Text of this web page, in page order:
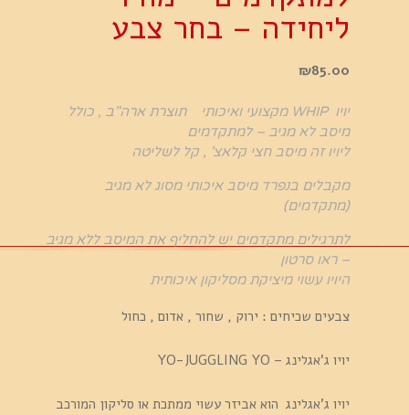
ליחידה – בחר צבע
₪85.00
יויו WHIP מקצועי ואיכותי תוצרת ארה"ב , כולל
מיסב לא מגיב – למתקדמים
ליויו זה מיסב חצי קלאצ' , קל לשליטה
מקבלים בנפרד מיסב איכותי מסוג לא מגיב
(מתקדמים)
לתרגילים מתקדמים יש להחליף את המיסב ללא מגיב
– ראו סרטון
היויו עשוי מיציקת מסליקון איכותית
צבעים שכיחים : ירוק , שחור , אדום , כחול
יויו ג'אגלינג – YO-JUGGLING YO
יויו ג'אגלינג הוא אביזר עשוי ממתכת או סליקון המורכב